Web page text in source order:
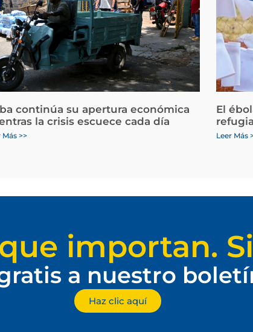
continúa su apertura económica
la crisis escuece cada día
Más >>
El
Leer Más
importan.
a nuestro
Haz clic aquí